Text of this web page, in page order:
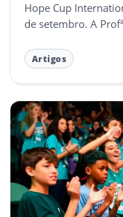
Hope Cup
de setembro. A
Artigos